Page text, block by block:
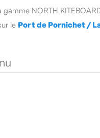
gamme NORTH
le Port de Pornichet /